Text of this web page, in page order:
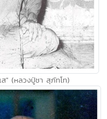
" (หลวงปู่ชา สุภัทโท)